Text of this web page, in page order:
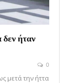
δεν ήταν
0
μετά την ήττα